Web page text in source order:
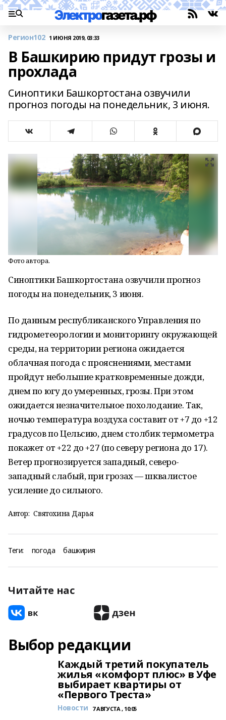
Регион102 1 ИЮНЯ 2019, 03:33
В Башкирию придут грозы и
прохлада
Синоптики Башкортостана озвучили
прогноз погоды на понедельник, 3 июня.
Фото автора.
Синоптики Башкортостана озвучили прогноз
погоды на понедельник, 3 июня.
По данным республиканского Управления по
гидрометеорологии и мониторингу окружающей
среды, на территории региона ожидается
облачная погода с прояснениями, местами
пройдут небольшие кратковременные дожди,
днем по югу до умеренных, грозы. При этом
ожидается незначительное похолодание. Так,
ночью температура воздуха составит от +7 до +12
градусов по Цельсию, днем столбик термометра
покажет от +22 до +27 (по северу региона до 17).
Ветер прогнозируется западный, северо-
западный слабый, при грозах — шквалистое
усиление до сильного.
Автор: Святохина Дарья
Теги: погода башкирия
Читайте нас
Выбор редакции
Каждый третий покупатель
жилья «комфорт плюс» в Уфе
выбирает квартиры от
«Первого Треста»
Новости 7 АВГУСТА , 10:05